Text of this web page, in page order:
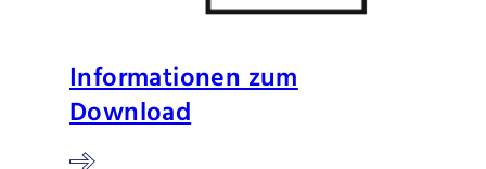
Informationen zum
Download